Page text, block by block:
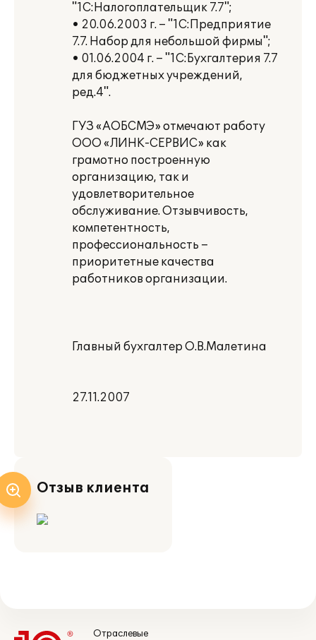
"1С:Налогоплательщик 7.7";
• 20.06.2003 г. – "1С:Предприятие
7.7. Набор для небольшой фирмы";
• 01.06.2004 г. – "1С:Бухгалтерия 7.7
для бюджетных учреждений,
ред.4".
ГУЗ «АОБСМЭ» отмечают работу
ООО «ЛИНК-СЕРВИС» как
грамотно построенную
организацию, так и
удовлетворительное
обслуживание. Отзывчивость,
компетентность,
профессиональность –
приоритетные качества
работников организации.
Главный бухгалтер О.В.Малетина
27.11.2007
Отзыв клиента
Отраслевые